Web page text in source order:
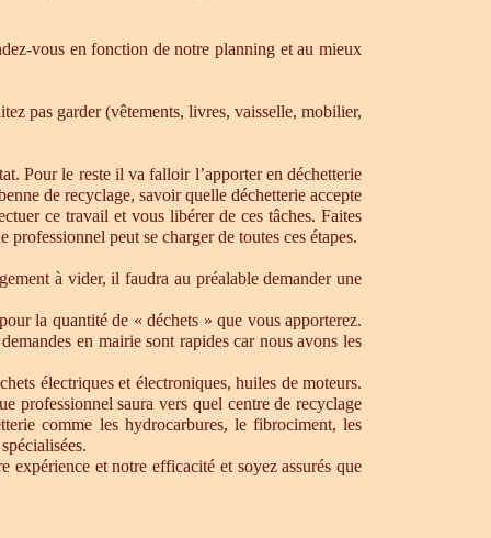
vous en fonction de notre planning et au mieux
pas garder (vêtements, livres, vaisselle, mobilier,
Pour le reste il va falloir l’apporter en déchetterie
de recyclage, savoir quelle déchetterie accepte
ce travail et vous libérer de ces tâches. Faites
peut se charger de toutes ces étapes.
à vider, il faudra au préalable demander une
la quantité de « déchets » que vous apporterez.
en mairie sont rapides car nous avons les
électriques et électroniques, huiles de moteurs.
professionnel saura vers quel centre de recyclage
comme les hydrocarbures, le fibrociment, les
expérience et notre efficacité et soyez assurés que